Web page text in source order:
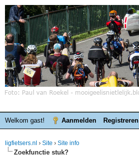
Welkom gast! Aanmelden Registreren
ligfietsers.nl › Site › Site info
Zoekfunctie stuk?